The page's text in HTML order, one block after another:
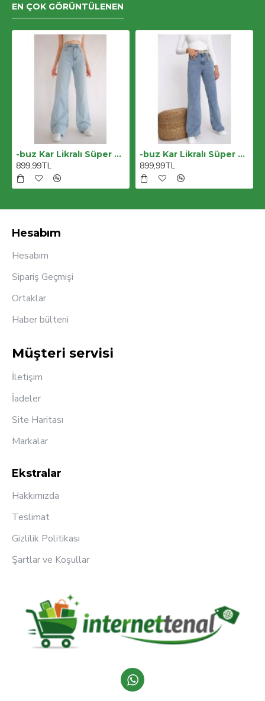
EN ÇOK GÖRÜNTÜLENEN
-buz Kar Likralı Süper Yüksek Bel Salaş Jeans Palazzo Pantolon. (süper Yüksek) Wide Leg
899,99TL
-buz Kar Likralı Süper Yüksek Bel Salaş Jeans Palazzo Pantolon. (süper Yüksek) Wide Leg
899,99TL
Hesabım
Hesabım
Sipariş Geçmişi
Ortaklar
Haber bülteni
Müşteri servisi
İletişim
İadeler
Site Haritası
Markalar
Ekstralar
Hakkımızda
Teslimat
Gizlilik Politikası
Şartlar ve Koşullar